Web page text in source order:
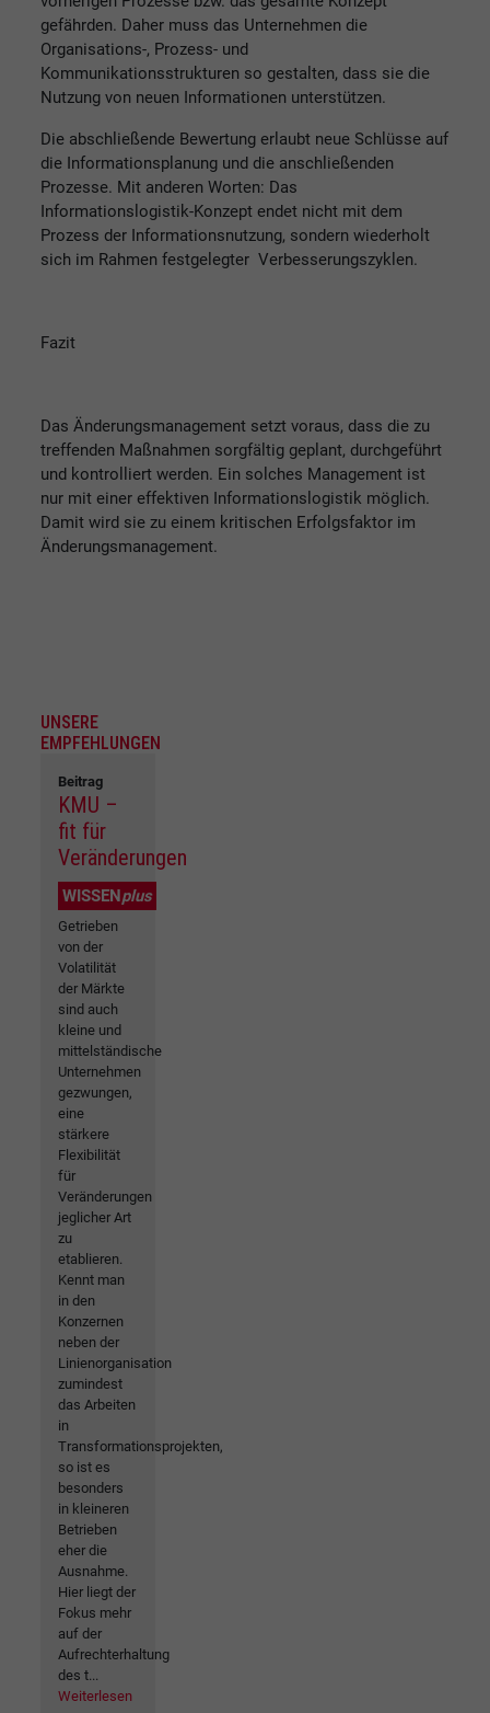
gefährden. Daher muss das Unternehmen die
Organisations-, Prozess- und
Kommunikationsstrukturen so gestalten, dass sie die
Nutzung von neuen Informationen unterstützen.
Die abschließende Bewertung erlaubt neue Schlüsse auf
die Informationsplanung und die anschließenden
Prozesse. Mit anderen Worten: Das
Informationslogistik-Konzept endet nicht mit dem
Prozess der Informationsnutzung, sondern wiederholt
sich im Rahmen festgelegter Verbesserungszyklen.
Fazit
Das Änderungsmanagement setzt voraus, dass die zu
treffenden Maßnahmen sorgfältig geplant, durchgeführt
und kontrolliert werden. Ein solches Management ist
nur mit einer effektiven Informationslogistik möglich.
Damit wird sie zu einem kritischen Erfolgsfaktor im
Änderungsmanagement.
UNSERE
EMPFEHLUNGEN
Beitrag
KMU –
fit für
Veränderungen
WISSENplus
Getrieben
von der
Volatilität
der Märkte
sind auch
kleine und
mittelständische
Unternehmen
gezwungen,
eine
stärkere
Flexibilität
für
Veränderungen
jeglicher Art
zu
etablieren.
Kennt man
in den
Konzernen
neben der
Linienorganisation
zumindest
das Arbeiten
in
Transformationsprojekten,
so ist es
besonders
in kleineren
Betrieben
eher die
Ausnahme.
Hier liegt der
Fokus mehr
auf der
Aufrechterhaltung
des t...
Weiterlesen